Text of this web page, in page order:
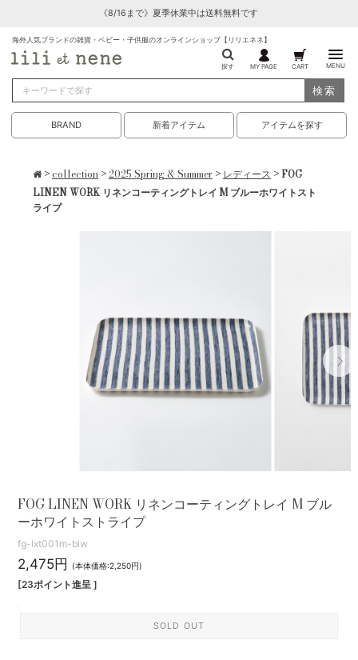
《8/16まで》夏季休業中は送料無料です
海外人気ブランドの雑貨・ベビー・子供服のオンラインショップ【リリエネネ】
探す MY PAGE CART MENU
検索
BRAND 新着アイテム アイテムを探す
>collection>2025 Spring & Summer > レディース > FOG
LINEN WORK リネンコーティングトレイ M ブルーホワイトスト
ライプ
FOG LINEN WORK リネンコーティングトレイ M ブル
ーホワイトストライプ
fg-lxt001m-blw
2,475円 (本体価格:2,250円)
[23ポイント進呈 ]
SOLD OUT